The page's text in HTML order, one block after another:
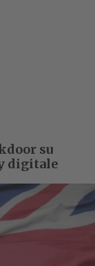
su
digitale